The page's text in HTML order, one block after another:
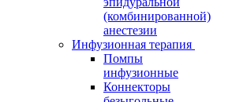
(комбинированной)
анестезии
Инфузионная терапия
Помпы
инфузионные
Коннекторы